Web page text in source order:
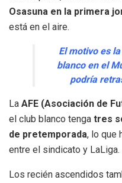
Osasuna en la primera
está en el aire.
El motivo es
blanco en el
podría
La AFE (Asociación de
el club blanco tenga tres
de pretemporada, lo que
entre el sindicato y LaLiga.
Los recién ascendidos